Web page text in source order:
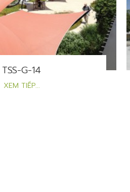
TSS-G-14
XEM TIẾP...